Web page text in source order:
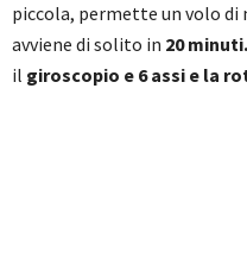
piccola, permette un volo di
avviene di solito in 20
il giroscopio e 6 assi e la